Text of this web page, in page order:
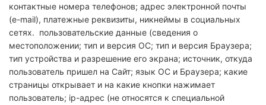
контактные номера телефонов; адрес электронной почты
(e-mail), платежные реквизиты, никнеймы в социальных
сетях. пользовательские данные (сведения о
местоположении; тип и версия ОС; тип и версия Браузера;
тип устройства и разрешение его экрана; источник, откуда
пользователь пришел на Сайт; язык ОС и Браузера; какие
страницы открывает и на какие кнопки нажимает
пользователь; ip-адрес (не относятся к специальной